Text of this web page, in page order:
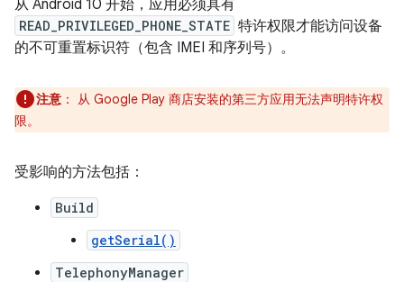
从 Android 10 开始，应用必须具有
READ_PRIVILEGED_PHONE_STATE 特许权限才能访问设备
的不可重置标识符（包含 IMEI 和序列号）。
注意 ：
从 Google Play 商店安装的第三方应用无法声明特许权
限。
受影响的方法包括：
Build
getSerial()
TelephonyManager